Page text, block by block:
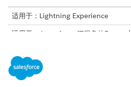
适用于：Lightning Experience
适用于：Agentforce IT服务的
IT 合规入门
在设置 IT 合规之前，请了解工作流